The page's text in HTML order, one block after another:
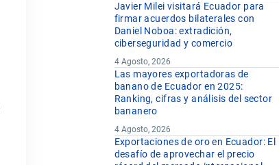
Javier Milei visitará Ecuador para
firmar acuerdos bilaterales con
Daniel Noboa: extradición,
ciberseguridad y comercio
4 Agosto, 2026
Las mayores exportadoras de
banano de Ecuador en 2025:
Ranking, cifras y análisis del sector
bananero
4 Agosto, 2026
Exportaciones de oro en Ecuador: El
desafío de aprovechar el precio